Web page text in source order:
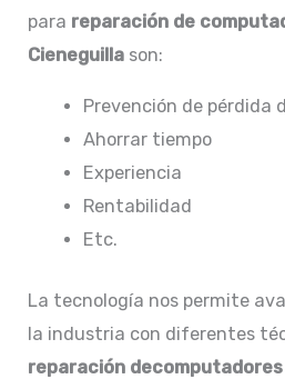
para reparación de
Cieneguilla son:
Prevención de pérdida
Ahorrar tiempo
Experiencia
Rentabilidad
Etc.
La tecnología nos permite
la industria con diferentes
reparación